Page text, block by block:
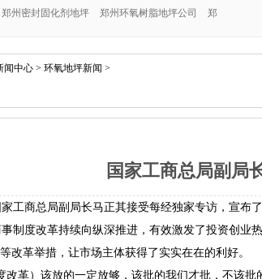
郑州密封固化剂地坪 郑州环氧树脂地坪公司 郑
闻中心 > 环氧地坪新闻 >
国家工商总局副局
商总局副局长马正其接受每经独家专访，宣布了
度改革持续向纵深推进，有效激发了投资创业
改革举措，让市场主体获得了实实在在的利好。
革）该放的一定放够，该批的我们才批，不该批